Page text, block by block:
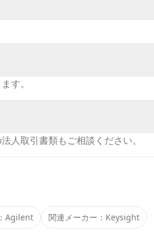
す。
人取引書類もご相談ください。
Agilent 関連メーカー： Keysight